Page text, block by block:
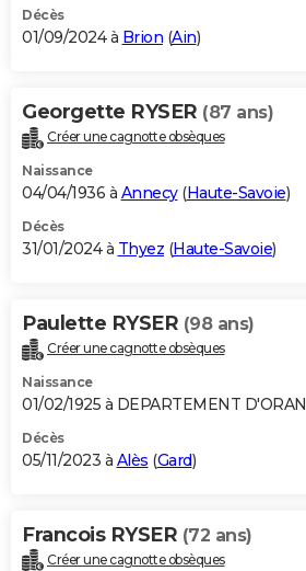
S'inscrire
Se connecter
Lycées
Collèges
Primaires
Universités
Entreprises
Service militaire
Avis de recherche
AVIS DE DÉCÈS
Bricolage
Lifestyle
Culture
Sport
Auto
Television
Voyage
Cinema
Décès
01/09/2024 à Brion (Ain)
Georgette RYSER (87 ans)
Créer une cagnotte obsèques
Naissance
04/04/1936 à Annecy(Haute-Savoie)
Décès
31/01/2024 à Thyez (Haute-Savoie)
Paulette RYSER (98 ans)
Créer une cagnotte obsèques
Naissance
01/02/1925 à DEPARTEMENT D'ORAN
Décès
05/11/2023 à Alès (Gard)
Francois RYSER (72 ans)
Créer une cagnotte obsèques